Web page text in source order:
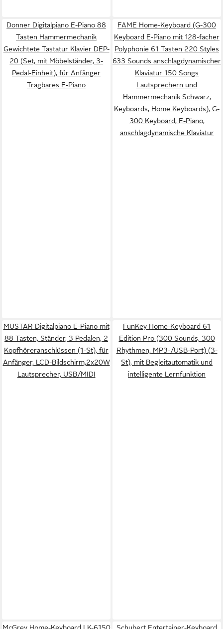
Donner Digitalpiano E-Piano 88
Tasten Hammermechanik
Gewichtete Tastatur Klavier DEP-
20 (Set, mit Möbelständer, 3-
Pedal-Einheit), für Anfänger
Tragbares E-Piano
FAME Home-Keyboard (G-300
Keyboard E-Piano mit 128-facher
Polyphonie 61 Tasten 220 Styles
633 Sounds anschlagdynamischer
Klaviatur 150 Songs
Lautsprechern und
Hammermechanik Schwarz,
Keyboards, Home Keyboards), G-
300 Keyboard, E-Piano,
anschlagdynamische Klaviatur
MUSTAR Digitalpiano E-Piano mit
88 Tasten, Ständer, 3 Pedalen, 2
Kopfhöreranschlüssen (1-St), für
Anfänger, LCD-Bildschirm,2x20W
Lautsprecher, USB/MIDI
FunKey Home-Keyboard 61
Edition Pro (300 Sounds, 300
Rhythmen, MP3-/USB-Port) (3-
St), mit Begleitautomatik und
intelligente Lernfunktion